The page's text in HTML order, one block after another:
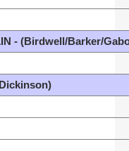
- (Birdwell/Barker/